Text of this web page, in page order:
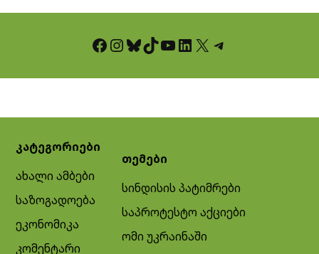
Facebook InstagramBluesky TikTok YouTube LinkedIn X Telegram
კატეგორიები
ახალი ამბები
საზოგადოება
ეკონომიკა
კომენტარი
თემები
სინდისის პატიმრები
საპროტესტო აქციები
ომი უკრაინაში